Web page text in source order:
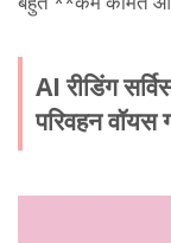
AI रीडिंग
परिवहन वॉयस